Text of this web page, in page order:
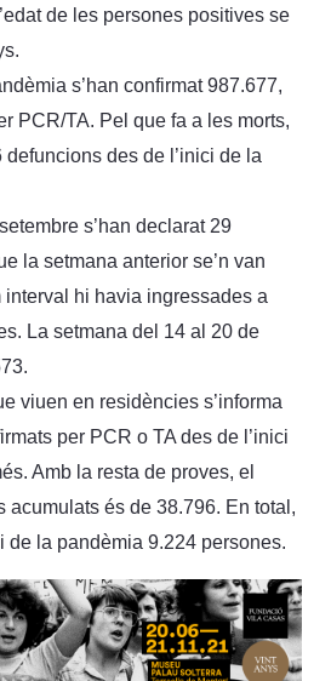
de les persones positives se
s’han confirmat 987.677,
PCR/TA. Pel que fa a les morts,
defuncions des de l’inici de la
s’han declarat 29
la setmana anterior se’n van
interval hi havia ingressades a
La setmana del 14 al 20 de
viuen en residències s’informa
per PCR o TA des de l’inici
Amb la resta de proves, el
acumulats és de 38.796. En total,
de la pandèmia 9.224 persones.